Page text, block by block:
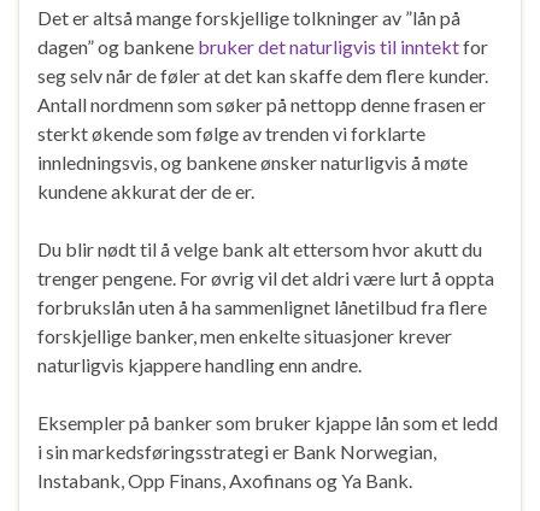
Det er altså mange forskjellige tolkninger av ”lån på
dagen” og bankene bruker det naturligvis til inntektfor
seg selv når de føler at det kan skaffe dem flere kunder.
Antall nordmenn som søker på nettopp denne frasen er
sterkt økende som følge av trenden vi forklarte
innledningsvis, og bankene ønsker naturligvis å møte
kundene akkurat der de er.
Du blir nødt til å velge bank alt ettersom hvor akutt du
trenger pengene. For øvrig vil det aldri være lurt å oppta
forbrukslån uten å ha sammenlignet lånetilbud fra flere
forskjellige banker, men enkelte situasjoner krever
naturligvis kjappere handling enn andre.
Eksempler på banker som bruker kjappe lån som et ledd
i sin markedsføringsstrategi er Bank Norwegian,
Instabank, Opp Finans, Axofinans og Ya Bank.